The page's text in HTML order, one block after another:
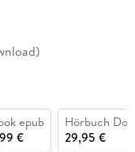
epub
€
Hörbuch
29,95 €